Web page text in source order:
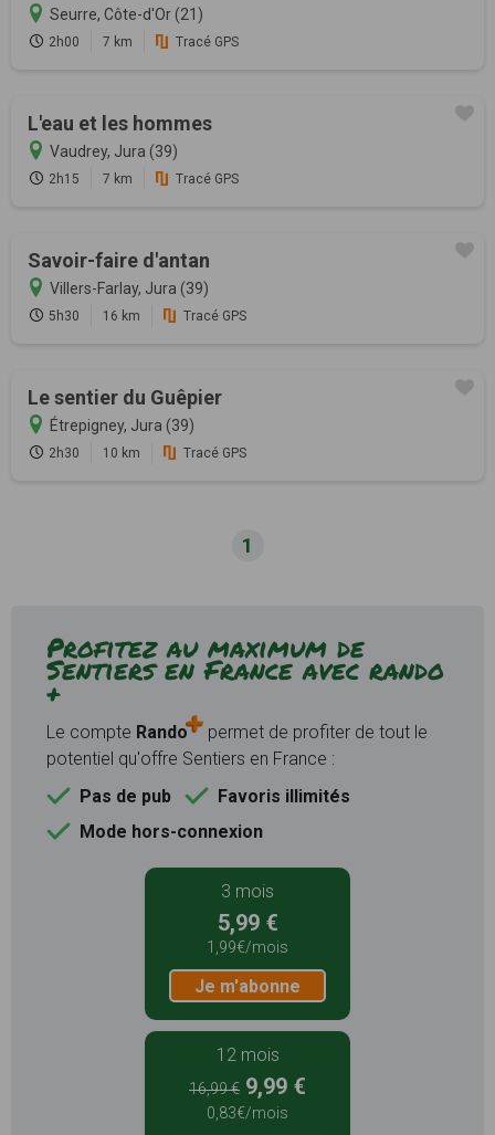
Seurre, Côte-d'Or (21)
2h00 7 km Tracé GPS
L'eau et les hommes
Vaudrey, Jura (39)
2h15 7 km Tracé GPS
Savoir-faire d'antan
Villers-Farlay, Jura (39)
5h30 16 km Tracé GPS
Le sentier du Guêpier
Étrepigney, Jura (39)
2h30 10 km Tracé GPS
1
Profitez au maximum de
Sentiers en France avec rando
+
Le compte Rando
permet de profiter de tout le
potentiel qu'offre Sentiers en France :
Pas de pub
Favoris illimités
Mode hors-connexion
3 mois
5,99 €
1,99€/mois
Je m'abonne
12 mois
16,99 € 9,99 €
0,83€/mois